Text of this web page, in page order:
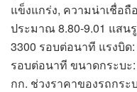
แข็งแกร่ง, ความน่าเชื่อถื
ประมาณ 8.80-9.01 แสน
3300 รอบต่อนาที แรงบิด
รอบต่อนาที ขนาดกระบะ
กก. ช่วงราคาของรถกระ